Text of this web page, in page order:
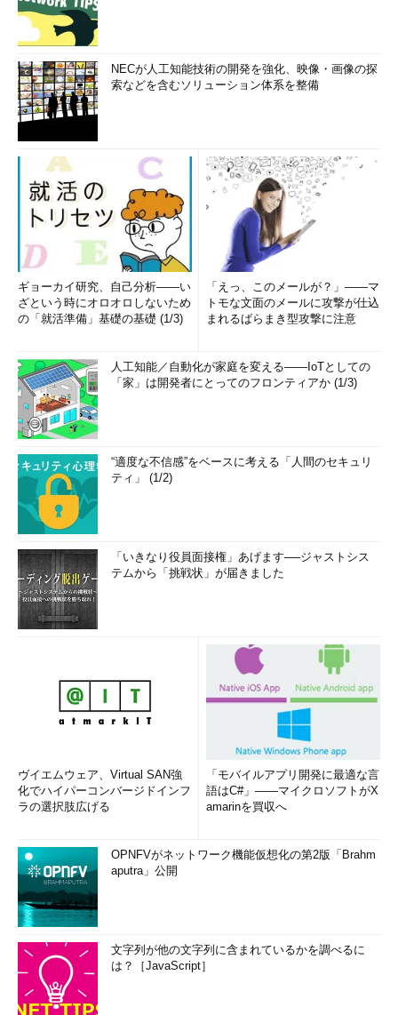
NECが人工知能技術の開発を強化、映像・画像の探
索などを含むソリューション体系を整備
ギョーカイ研究、自己分析――い
ざという時にオロオロしないため
の「就活準備」基礎の基礎 (1/3)
「えっ、このメールが？」――マ
トモな文面のメールに攻撃が仕込
まれるばらまき型攻撃に注意
人工知能／自動化が家庭を変える――IoTとしての
「家」は開発者にとってのフロンティアか (1/3)
“適度な不信感”をベースに考える「人間のセキュリ
ティ」 (1/2)
「いきなり役員面接権」あげます──ジャストシス
テムから「挑戦状」が届きました
ヴイエムウェア、Virtual SAN強
化でハイパーコンバージドインフ
ラの選択肢広げる
「モバイルアプリ開発に最適な言
語はC#」――マイクロソフトがX
amarinを買収へ
OPNFVがネットワーク機能仮想化の第2版「Brahm
aputra」公開
文字列が他の文字列に含まれているかを調べるに
は？［JavaScript］